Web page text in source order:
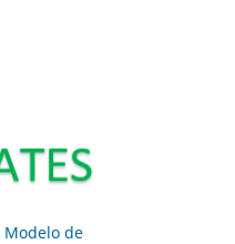
Modelo de